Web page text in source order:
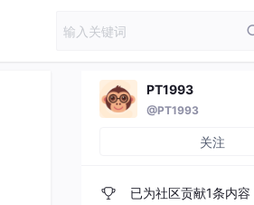
PT1993
@PT1993
关注
已为社区贡献1条内容